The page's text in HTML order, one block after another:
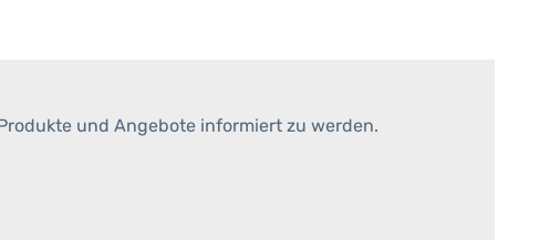
und Angebote informiert zu werden.